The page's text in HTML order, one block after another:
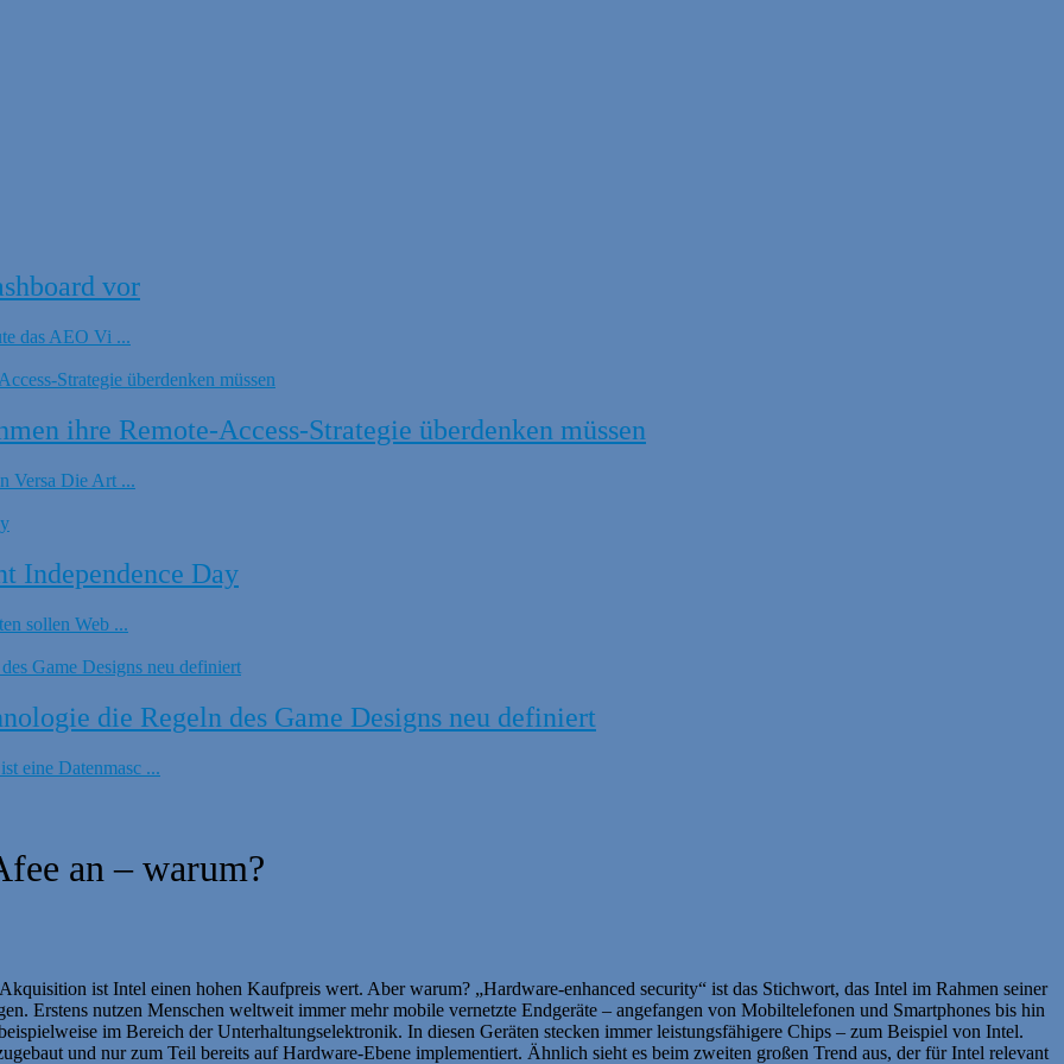
vor
das AEO Vi ...
ihre Remote-Access-Strategie überdenken müssen
Versa Die Art ...
Independence Day
sollen Web ...
die Regeln des Game Designs neu definiert
eine Datenmasc ...
an – warum?
ist Intel einen hohen Kaufpreis wert. Aber warum? „Hardware-enhanced security“ ist das Stichwort, das Intel im Rahmen seiner
Erstens nutzen Menschen weltweit immer mehr mobile vernetzte Endgeräte – angefangen von Mobiltelefonen und Smartphones bis hin
im Bereich der Unterhaltungselektronik. In diesen Geräten stecken immer leistungsfähigere Chips – zum Beispiel von Intel.
und nur zum Teil bereits auf Hardware-Ebene implementiert. Ähnlich sieht es beim zweiten großen Trend aus, der für Intel relevant